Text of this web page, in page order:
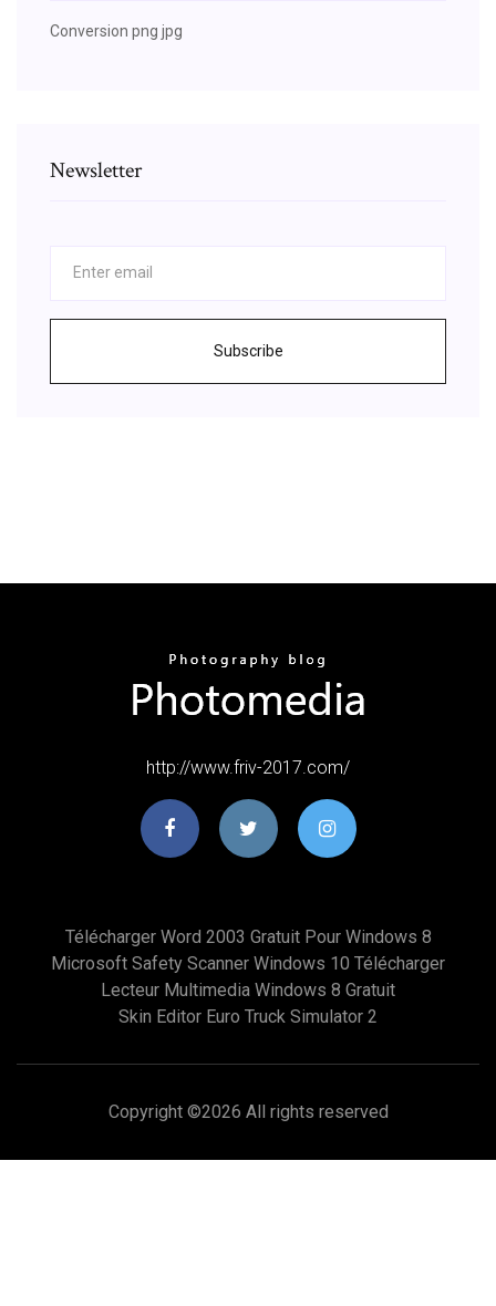
Conversion png jpg
Newsletter
Subscribe
http://www.friv-2017.com/
Télécharger Word 2003 Gratuit Pour Windows 8
Microsoft Safety Scanner Windows 10 Télécharger
Lecteur Multimedia Windows 8 Gratuit
Skin Editor Euro Truck Simulator 2
Copyright ©2026 All rights reserved